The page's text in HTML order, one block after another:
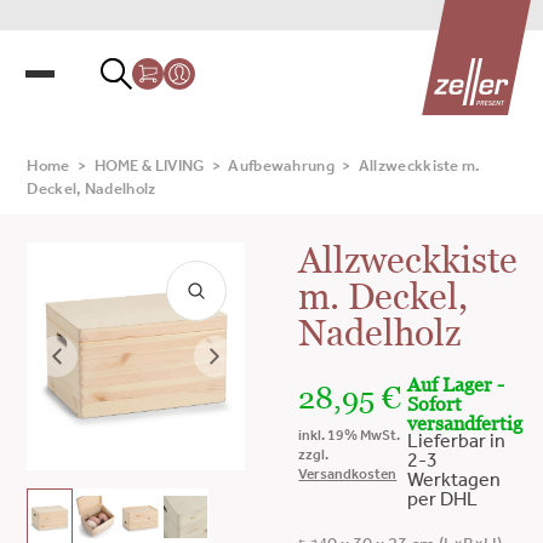
Home > HOME & LIVING > Aufbewahrung >
Allzweckkiste m.
Deckel, Nadelholz
Allzweckkiste
m. Deckel,
Nadelholz
28,95€
inkl. 19% MwSt.
zzgl.
Versandkosten
Auf Lager -
Sofort
versandfertig
Lieferbar in
2-3
Werktagen
per DHL